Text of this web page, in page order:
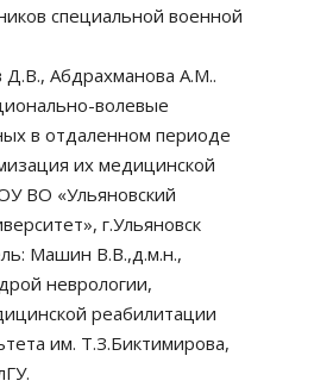
специальной военной
Д.В., Абдрахманова А.М..
волевые
в отдаленном периоде
их медицинской
ВО «Ульяновский
г.Ульяновск
Машин В.В.,д.м.н.,
неврологии,
реабилитации
им. Т.З.Биктимирова,